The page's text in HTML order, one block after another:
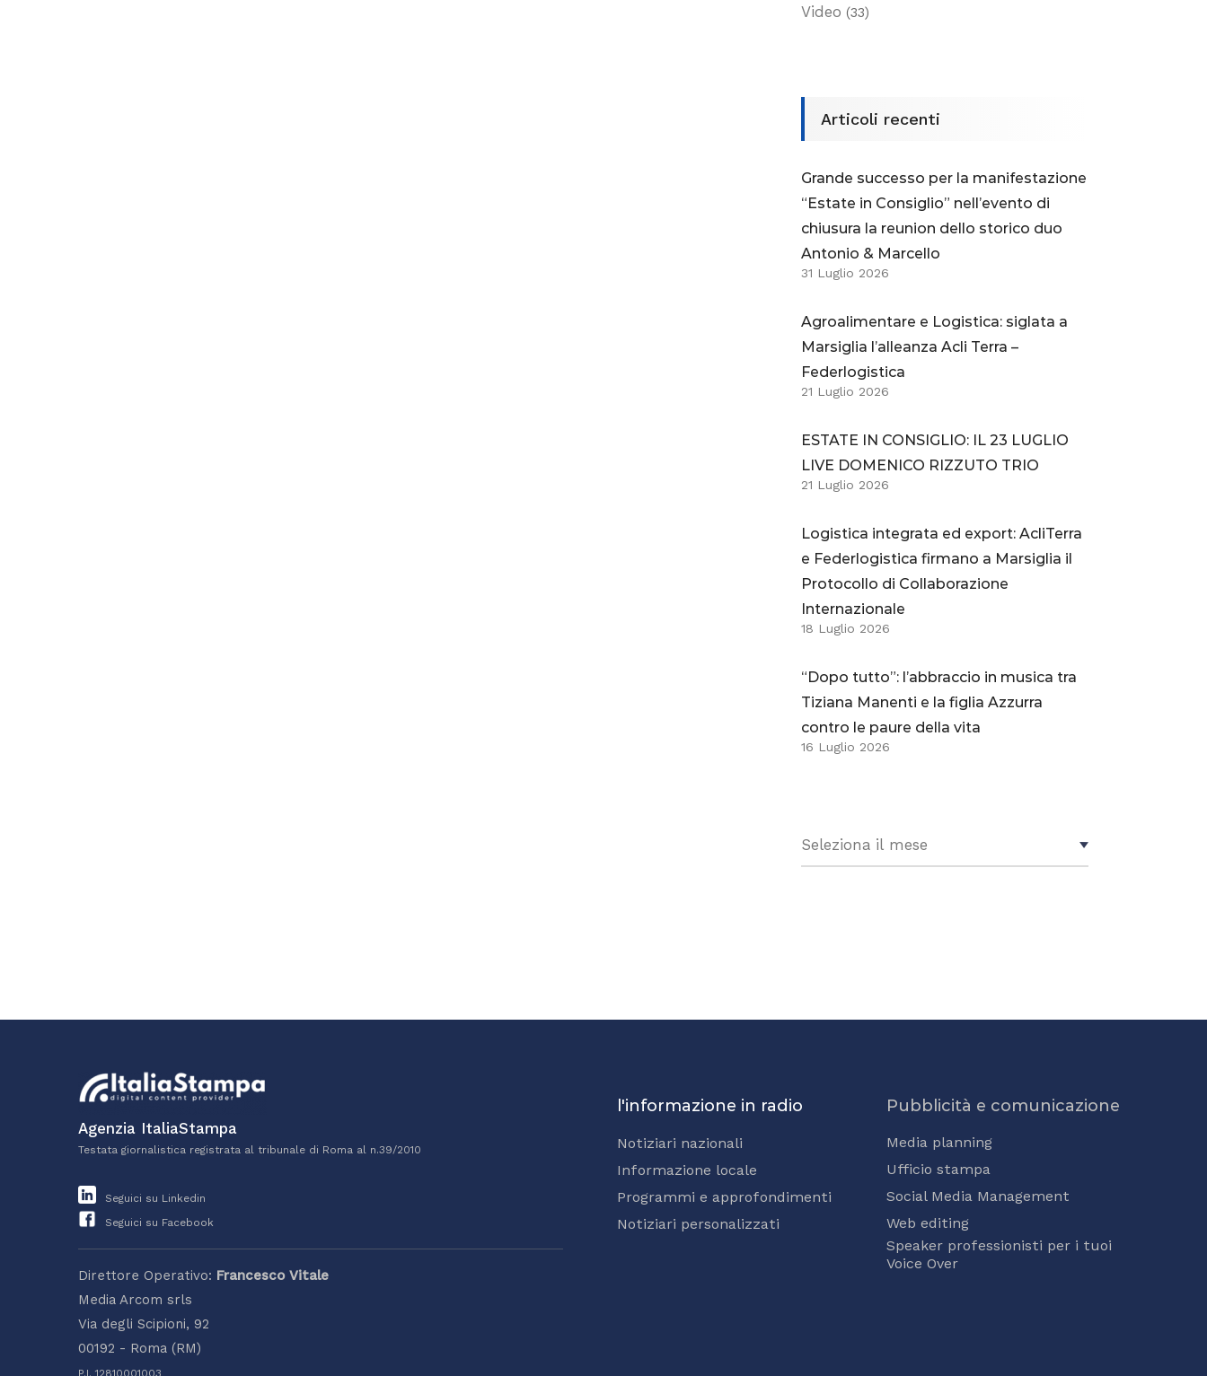
Video (33)
Articoli recenti
Grande successo per la manifestazione
“Estate in Consiglio” nell’evento di
chiusura la reunion dello storico duo
Antonio & Marcello
31 Luglio 2026
Agroalimentare e Logistica: siglata a
Marsiglia l’alleanza Acli Terra –
Federlogistica
21 Luglio 2026
ESTATE IN CONSIGLIO: IL 23 LUGLIO
LIVE DOMENICO RIZZUTO TRIO
21 Luglio 2026
Logistica integrata ed export: AcliTerra
e Federlogistica firmano a Marsiglia il
Protocollo di Collaborazione
Internazionale
18 Luglio 2026
“Dopo tutto”: l’abbraccio in musica tra
Tiziana Manenti e la figlia Azzurra
contro le paure della vita
16 Luglio 2026
Agenzia ItaliaStampa
Testata giornalistica registrata al tribunale di Roma al n.39/2010
Seguici su Linkedin
Seguici su Facebook
Direttore Operativo: Francesco Vitale
Media Arcom srls
Via degli Scipioni, 92
00192 - Roma (RM)
P.I. 12810001003
l'informazione in radio
Notiziari nazionali
Informazione locale
Programmi e approfondimenti
Notiziari personalizzati
Pubblicità e comunicazione
Media planning
Ufficio stampa
Social Media Management
Web editing
Speaker professionisti per i tuoi
Voice Over